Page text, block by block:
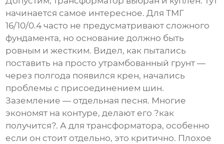
начинается самое интересное. Для ТМГ
16/10/0.4 часто не предусматривают сложного
фундамента, но основание должно быть
ровным и жестким. Видел, как пытались
поставить на просто утрамбованный грунт —
через полгода появился крен, начались
проблемы с присоединением шин.
Заземление — отдельная песня. Многие
экономят на контуре, делают его ?как
получится?. А для трансформатора, особенно
если он стоит отдельно, это критично. Плохое